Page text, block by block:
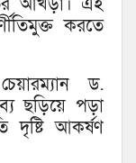
আখড়া। এই
করতে
ড.
ছড়িয়ে পড়া
দৃষ্টি আকর্ষণ